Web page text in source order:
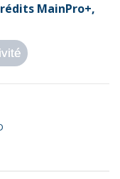
MainPro+,